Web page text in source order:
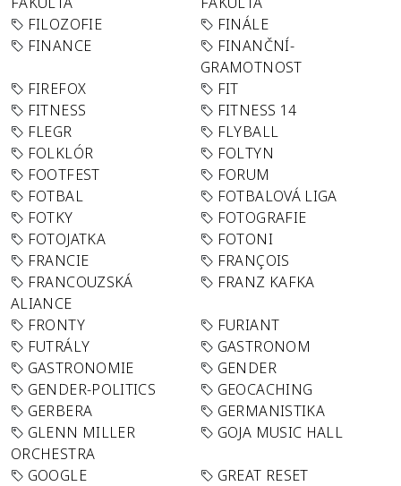
FILOZOFIE
FINÁLE
FINANCE
FINANČNÍ-
GRAMOTNOST
FIREFOX
FIT
FITNESS
FITNESS 14
FLEGR
FLYBALL
FOLKLÓR
FOLTYN
FOOTFEST
FORUM
FOTBAL
FOTBALOVÁ LIGA
FOTKY
FOTOGRAFIE
FOTOJATKA
FOTONI
FRANCIE
FRANÇOIS
FRANCOUZSKÁ
ALIANCE
FRANZ KAFKA
FRONTY
FURIANT
FUTRÁLY
GASTRONOM
GASTRONOMIE
GENDER
GENDER-POLITICS
GEOCACHING
GERBERA
GERMANISTIKA
GLENN MILLER
ORCHESTRA
GOJA MUSIC HALL
GOOGLE
GREAT RESET